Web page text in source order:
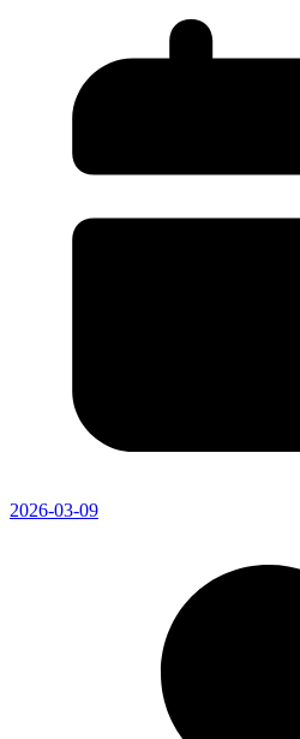
2026-03-09